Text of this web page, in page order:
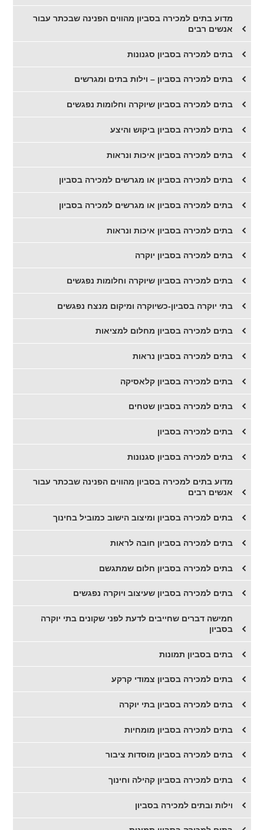
מדוע בתים למכירה בסביון מהווים הפנינה שבכתר עבור
אנשים רבים
בתים למכירה בסביון סגנונות
בתים למכירה בסביון – וילות בתים ומגרשים
בתים למכירה בסביון שיוקרה וחלומות נפגשים
בתים למכירה בסביון ביקוש והיצע
בתים למכירה בסביון איכות ונראות
בתים למכירה בסביון או מגרשים למכירה בסביון
בתים למכירה בסביון או מגרשים למכירה בסביון
בתים למכירה בסביון איכות ונראות
בתים למכירה בסביון יוקרה
בתים למכירה בסביון שיוקרה וחלומות נפגשים
בתי יוקרה בסביון-כשיוקרה ומיקום מנצח נפגשים
​בתים למכירה בסביון מחלום למציאות
​בתים למכירה בסביון נראות
​בתים למכירה בסביון קלאסיקה
​בתים למכירה בסביון שטחים
​בתים למכירה בסביון
בתים למכירה בסביון סגנונות
​מדוע בתים למכירה בסביון מהווים הפנינה שבכתר עבור
אנשים רבים
בתים למכירה בסביון ומיצוב הישוב כמוביל בחינוך
בתים למכירה בסביון חובה לראות
בתים למכירה בסביון חלום שמתגשם
בתים למכירה בסביון שעיצוב ויוקרה נפגשים
חמישה דברים שחייבים לדעת לפני שקונים בתי יוקרה
בסביון
בתים בסביון תמונות
בתים למכירה בסביון צמודי קרקע
בתים למכירה בסביון בתי יוקרה
בתים למכירה בסביון מומחיות
בתים למכירה בסביון מוסדות ציבור
בתים למכירה בסביון קהילה וחינוך
וילות ובתים למכירה בסביון